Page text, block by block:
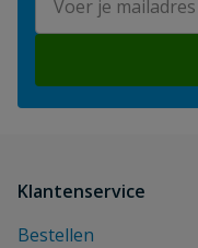
Klantenservice
Bestellen